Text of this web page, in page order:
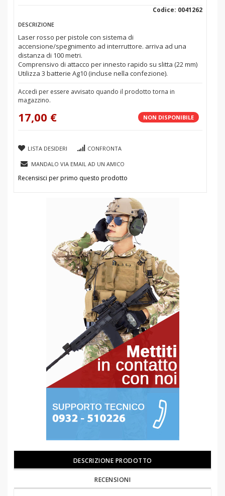
Codice: 0041262
DESCRIZIONE
Laser rosso per pistole con sistema di
accensione/spegnimento ad interruttore. arriva ad una
distanza di 100 metri.
Comprensivo di attacco per innesto rapido su slitta (22 mm)
Utilizza 3 batterie Ag10 (incluse nella confezione).
Accedi per essere avvisato quando il prodotto torna in
magazzino.
NON DISPONIBILE
17,00 €
LISTA DESIDERI CONFRONTA
MANDALO VIA EMAIL AD UN AMICO
Recensisci per primo questo prodotto
DESCRIZIONE PRODOTTO
RECENSIONI